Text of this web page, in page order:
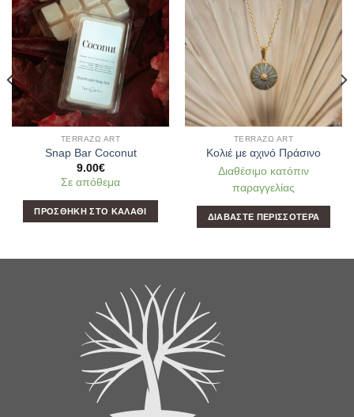
Add to
Wishlist
TERRAΖΩ ART
Snap Bar Coconut
9.00€
Σε απόθεμα
ΠΡΟΣΘΉΚΗ ΣΤΟ ΚΑΛΆΘΙ
Add to
Wishlist
TERRAΖΩ ART
Κολιέ με αχινό Πράσινο
Διαθέσιμο κατόπιν
παραγγελίας
ΔΙΑΒΆΣΤΕ ΠΕΡΙΣΣΌΤΕΡΑ